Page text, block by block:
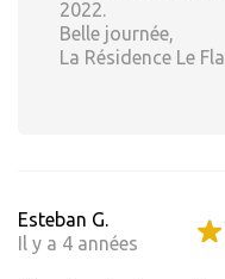
2022.
Belle journée,
La Résidence Le
Esteban G.
Il y a 4 années